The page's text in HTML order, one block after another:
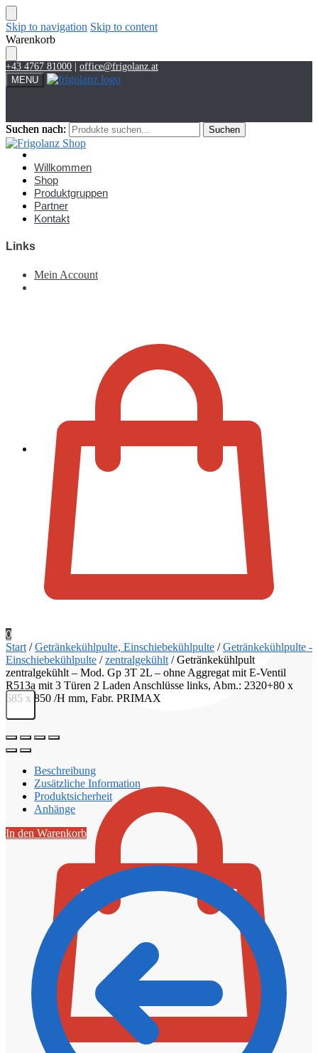
Skip to navigation Skip to content
Warenkorb
+43 4767 81000
office@frigolanz.at
MENU
Suchen nach: Suchen
Zur Kassa
€0,00
Suchen nach: Suchen
Willkommen
Shop
Produktgruppen
Partner
Kontakt
Links
Mein Account
0
Start /Getränkekühlpulte, Einschiebekühlpulte /Getränkekühlpulte -
Einschiebekühlpulte /zentralgekühlt /Getränkekühlpult
zentralgekühlt – Mod. Gp 3T 2L – ohne Aggregat mit E-Ventil
R513a mit 3 Türen 2 Laden Anschlüsse links, Abm.: 2320+80 x
685 x 850 /H mm, Fabr. PRIMAX
Beschreibung
Zusätzliche Information
Produktsicherheit
Anhänge
In den Warenkorb